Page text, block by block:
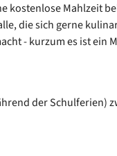
kostenlose Mahlzeit
die sich gerne
- kurzum es ist ein
der Schulferien)